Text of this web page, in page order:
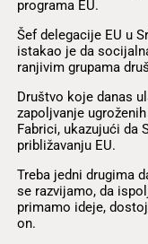
programa EU.
Šef delegacije EU u
istakao je da
ranjivim grupama
Društvo koje danas
zapoljvanje
Fabrici, ukazujući da
približavanju EU.
Treba jedni drugima
se razvijamo, da
primamo ideje,
on.